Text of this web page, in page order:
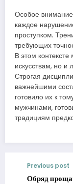
Особое
каждое
проступком.
требующих
В этом
искусствам, но и
Строгая
важнейшими
готовило их к
мужчинами,
традициям
Previous post
Обряд